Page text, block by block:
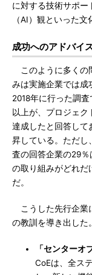
に対する技術サポ
（AI）観といった文
成功へのアドバイ
このように多くの
みは実施企業では成
2018年に行った調
以上が、プロジェ
達成したと回答して
昇している。ただし
査の回答企業の29
の取り組みがどれだ
だ。
こうした先行企業
の教訓を導き出した。
「センターオ
CoEは、全ス